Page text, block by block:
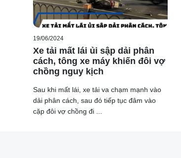
19/06/2024
Xe tải mất lái ủi sập dải phân
cách, tông xe máy khiến đôi vợ
chồng nguy kịch
Sau khi mất lái, xe tải va chạm mạnh vào
dải phân cách, sau đó tiếp tục đâm vào
cặp đôi vợ chồng đi ...